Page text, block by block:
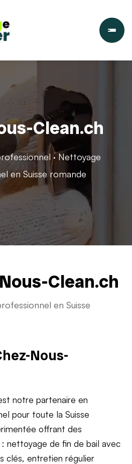
Clean.ch
· Nettoyage
en Suisse romande
Clean.ch
en Suisse
Nous-
notre partenaire en
pour toute la Suisse
offrant des
nettoyage de fin de bail avec
clés, entretien régulier